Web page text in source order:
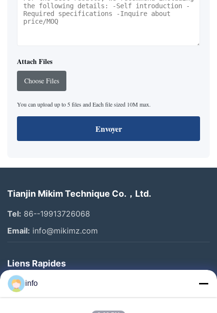
Attach Files
Choose Files
You can upload up to 5 files and Each file sized 10M max.
Envoyer
Tianjin Mikim Technique Co.，Ltd.
Tel: 86--19913726068
Email: info@mikimz.com
Liens Rapides
Accueil
Produits
info